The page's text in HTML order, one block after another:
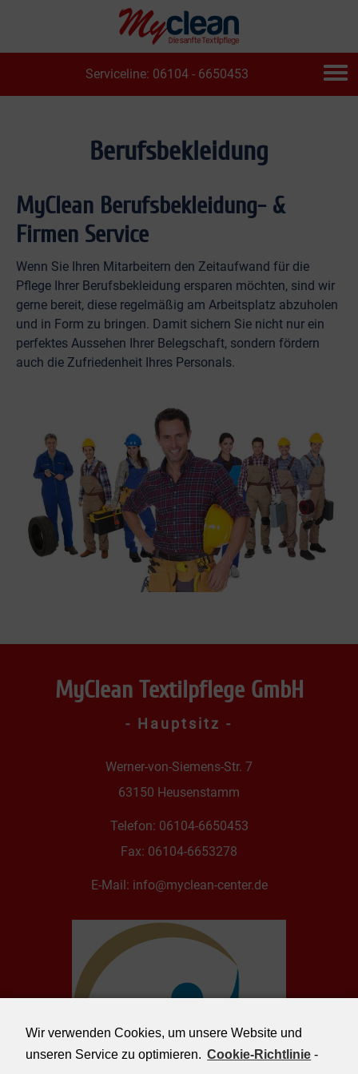
Wir verwenden Cookies, um unsere Website und
unseren Service zu optimieren. Cookie-Richtlinie -
Serviceline: 06104 - 6650453
Berufsbekleidung
MyClean Berufsbekleidung- &
Firmen Service
Wenn Sie Ihren Mitarbeitern den Zeitaufwand für die
Pflege Ihrer Berufsbekleidung ersparen möchten, sind wir
gerne bereit, diese regelmäßig am Arbeitsplatz abzuholen
und in Form zu bringen. Damit sichern Sie nicht nur ein
perfektes Aussehen Ihrer Belegschaft, sondern fördern
auch die Zufriedenheit Ihres Personals.
MyClean Textilpflege GmbH
- Hauptsitz -
Werner-von-Siemens-Str. 7
63150 Heusenstamm
Telefon: 06104-6650453
Fax: 06104-6653278
E-Mail: info@myclean-center.de